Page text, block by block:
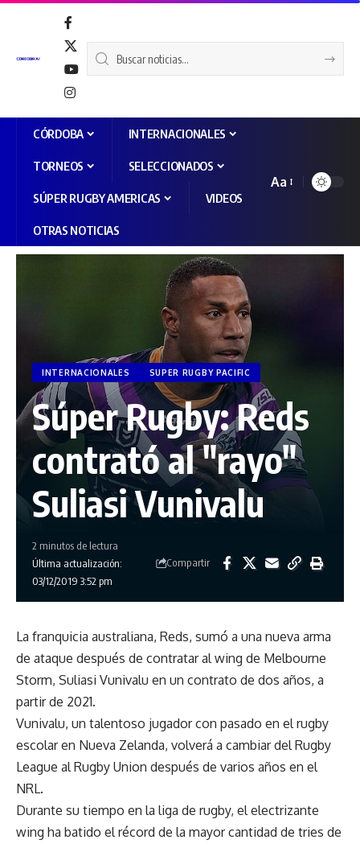
CÓRDOBA INTERNACIONALES
TORNEOS SELECCIONADOS
SÚPER RUGBY AMERICAS VIDEOS
OTRAS NOTICIAS
Aa
INTERNACIONALES SUPER RUGBY PACIFIC
Súper Rugby: Reds
contrató al "rayo"
Suliasi Vunivalu
Última actualización:
03/12/2019 3:52 pm
2 minutos de lectura
Compartir
La franquicia australiana, Reds, sumó a una nueva arma
de ataque después de contratar al wing de Melbourne
Storm, Suliasi Vunivalu en un contrato de dos años, a
partir de 2021.
Vunivalu, un talentoso jugador con pasado en el rugby
escolar en Nueva Zelanda, volverá a cambiar del Rugby
League al Rugby Union después de varios años en el
NRL.
Durante su tiempo en la liga de rugby, el electrizante
wing ha batido el récord de la mayor cantidad de tries de